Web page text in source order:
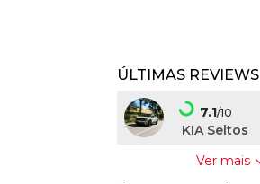
ÚLTIMAS REVIEWS
7.1/10
KIA Seltos
Ver mais